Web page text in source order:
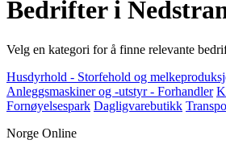
Bedrifter i
Velg en kategori for å finne relevante
Husdyrhold - Storfehold og
Anleggsmaskiner og -utstyr - Forhandler
Fornøyelsespark Dagligvarebutikk
Norge Online